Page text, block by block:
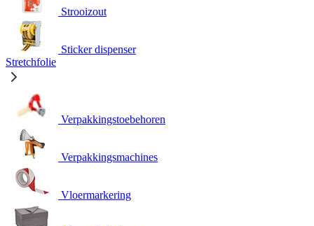
Strooizout
Sticker dispenser
Stretchfolie
Verpakkingstoebehoren
Verpakkingsmachines
Vloermarkering